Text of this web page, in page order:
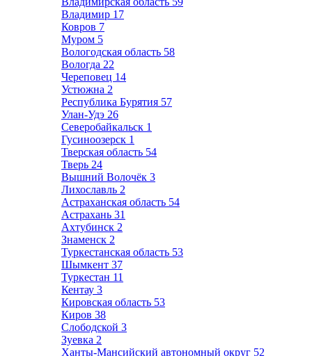
Владимир 17
Ковров 7
Муром 5
Вологодская область 58
Вологда 22
Череповец 14
Устюжна 2
Республика Бурятия 57
Улан-Удэ 26
Северобайкальск 1
Гусиноозерск 1
Тверская область 54
Тверь 24
Вышний Волочёк 3
Лихославль 2
Астраханская область 54
Астрахань 31
Ахтубинск 2
Знаменск 2
Туркестанская область 53
Шымкент 37
Туркестан 11
Кентау 3
Кировская область 53
Киров 38
Слободской 3
Зуевка 2
Ханты-Мансийский автономный округ 52